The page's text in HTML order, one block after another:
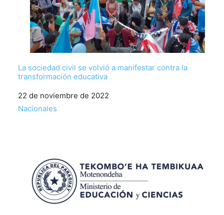
La sociedad civil se volvió a manifestar contra la
transformación educativa
Fecha
22 de noviembre de 2022
Respecto a
Nacionales